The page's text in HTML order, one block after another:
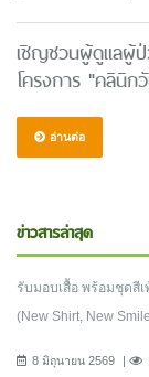
เชิญชวนผู้ดูแลผู้ป่
โครงการ "คลินิก
อ่านต่อ
ข่าวสารล่าสุด
รับมอบเสื้อ พร้อมชุดสี
(New Shirt, New
8 มิถุนายน 2569